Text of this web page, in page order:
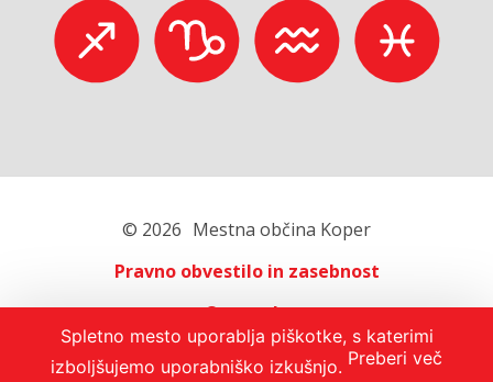
© 2026 Mestna občina Koper
Pravno obvestilo in zasebnost
O portalu
Oglaševanje
Spletno mesto uporablja piškotke, s katerimi
izboljšujemo uporabniško izkušnjo. Preberi več